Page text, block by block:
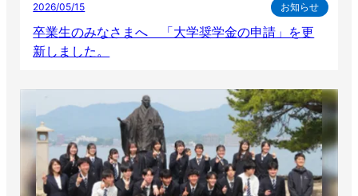
2026/05/15 お知らせ
卒業生のみなさまへ 「大学奨学金の申請」を更
新しました。